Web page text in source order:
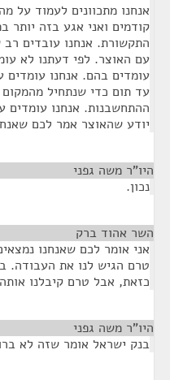
אנחנו מתכוונים לעמוד על
קודמים ואני אגע בזה יותר
התקשורת. אנחנו עובדים רב
עם האוצר. לפי דעתנו לא
עומדים בהם. אנחנו עומדים
עד תום כדי שנתחיל
ההתחשבנות. אנחנו עומדים
יודע שהאוצר אמר לכם
היו"ר משה גפני
נכון.
השר אהוד ברק
אני אומר לכם שאנחנו
טרם הגיש לנו את העבודה.
כזאת, אבל טרם קיבלנו
היו"ר משה גפני
בנק ישראל אומר שזה לא